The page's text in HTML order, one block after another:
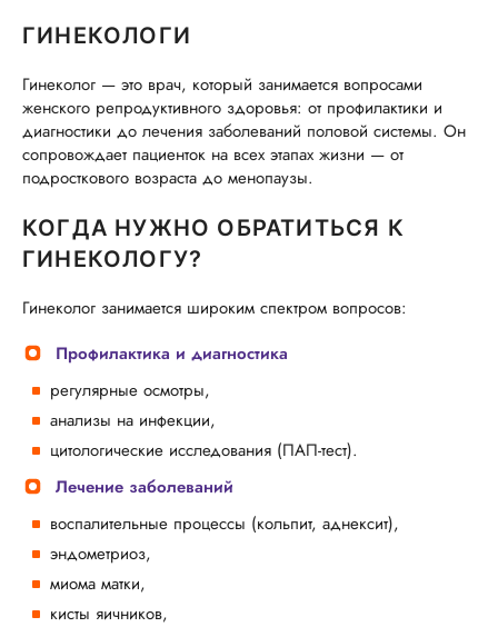
ГИНЕКОЛОГИ
Гинеколог — это врач, который занимается вопросами
женского репродуктивного здоровья: от профилактики и
диагностики до лечения заболеваний половой системы. Он
сопровождает пациенток на всех этапах жизни — от
подросткового возраста до менопаузы.
КОГДА НУЖНО ОБРАТИТЬСЯ К
ГИНЕКОЛОГУ?
Гинеколог занимается широким спектром вопросов:
Профилактика и диагностика
регулярные осмотры,
анализы на инфекции,
цитологические исследования (ПАП-тест).
Лечение заболеваний
воспалительные процессы (кольпит, аднексит),
эндометриоз,
миома матки,
кисты яичников,